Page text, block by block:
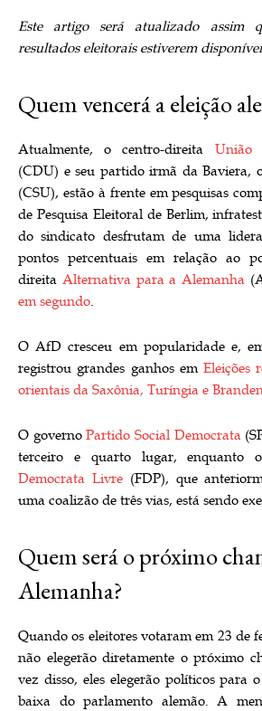
Este artigo será atualizado assim
resultados eleitorais estiverem
Quem vencerá a eleição
Atualmente, o centro-direita União
(CDU) e seu partido irmã da Baviera,
(CSU), estão à frente em pesquisas
de Pesquisa Eleitoral de Berlim,
do sindicato desfrutam de uma
pontos percentuais em relação ao
direita Alternativa para a Alemanha
em segundo.
O AfD cresceu em popularidade e,
registrou grandes ganhos emEleições
orientais da Saxônia, Turíngia e
O governoPartido Social Democrata
terceiro e quarto lugar, enquanto
Democrata Livre(FDP), que
uma coalizão de três vias, está sendo
Quem será o próximo
Alemanha?
Quando os eleitores votaram em 23 de
não elegerão diretamente o próximo
vez disso, eles elegerão políticos para
baixa do parlamento alemão. A